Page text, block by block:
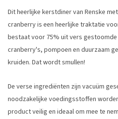
Dit heerlijke kerstdiner van Renske
cranberry is een heerlijke traktatie
bestaat voor 75% uit vers
cranberry's, pompoen en duurzaam
kruiden. Dat wordt smullen!
De verse ingrediënten zijn vacuüm
noodzakelijke voedingsstoffen
product veilig en ideaal om mee te